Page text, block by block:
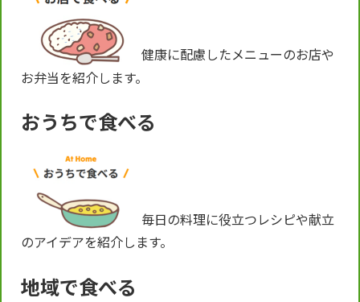
健康に配慮したメニューのお店や
お弁当を紹介します。
おうちで食べる
毎日の料理に役立つレシピや献立
のアイデアを紹介します。
地域で食べる